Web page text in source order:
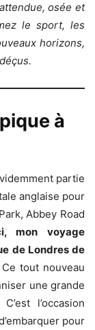
osée et
le sport, les
horizons,
à
partie
anglaise pour
Abbey Road
mon voyage
de Londres de
Ce tout nouveau
une grande
l’occasion
pour